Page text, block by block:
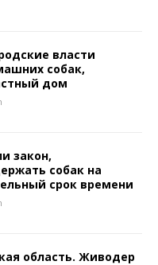
власти
собак,
дом
закон,
собак на
срок времени
область. Живодер